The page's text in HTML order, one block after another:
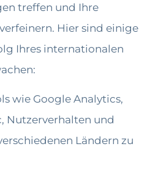
treffen und Ihre
Hier sind einige
Ihres internationalen
wie Google Analytics,
Nutzerverhalten und
Ländern zu